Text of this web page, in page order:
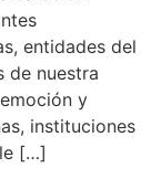
entidades del
de nuestra
y
instituciones
[…]